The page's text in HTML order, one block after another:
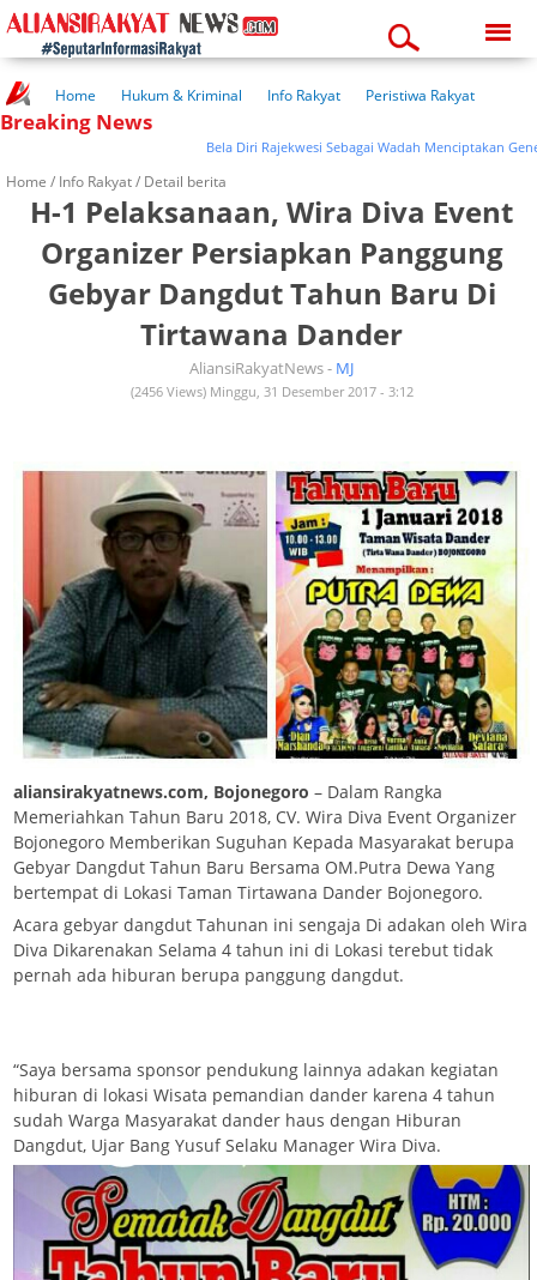
06:31:35 am
Home Hukum & Kriminal Info Rakyat
Peristiwa Rakyat
Kuliner Rakyat
Wisata Rakyat
Breaking News
Bela Diri Rajekwesi Sebagai Wadah Menciptakan Generasi
Home / Info Rakyat/ Detail berita
H-1 Pelaksanaan, Wira Diva Event
Organizer Persiapkan Panggung
Gebyar Dangdut Tahun Baru Di
Tirtawana Dander
AliansiRakyatNews - MJ
(2456 Views) Minggu, 31 Desember 2017 - 3:12
aliansirakyatnews.com, Bojonegoro – Dalam Rangka
Memeriahkan Tahun Baru 2018, CV. Wira Diva Event Organizer
Bojonegoro Memberikan Suguhan Kepada Masyarakat berupa
Gebyar Dangdut Tahun Baru Bersama OM.Putra Dewa Yang
bertempat di Lokasi Taman Tirtawana Dander Bojonegoro.
Acara gebyar dangdut Tahunan ini sengaja Di adakan oleh Wira
Diva Dikarenakan Selama 4 tahun ini di Lokasi terebut tidak
pernah ada hiburan berupa panggung dangdut.
“Saya bersama sponsor pendukung lainnya adakan kegiatan
hiburan di lokasi Wisata pemandian dander karena 4 tahun
sudah Warga Masyarakat dander haus dengan Hiburan
Dangdut, Ujar Bang Yusuf Selaku Manager Wira Diva.